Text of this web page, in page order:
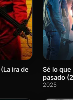
ira de
Sé lo
pasado
2025